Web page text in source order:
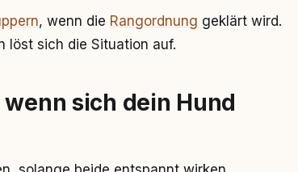
, wenn die Rangordnung geklärt wird.
löst sich die Situation auf.
sich dein Hund